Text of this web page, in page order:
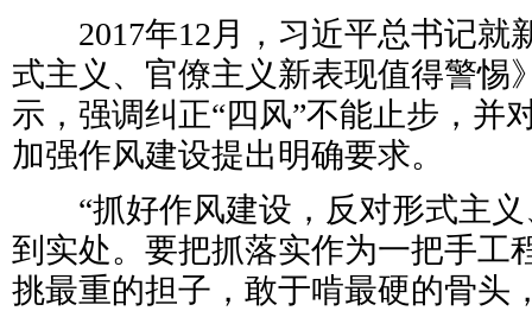
2017年12月，习近平总书记就
式主义、官僚主义新表现值得警惕
示，强调纠正“四风”不能止步，并
加强作风建设提出明确要求。
“抓好作风建设，反对形式主义
到实处。要把抓落实作为一把手工
挑最重的担子，敢于啃最硬的骨头